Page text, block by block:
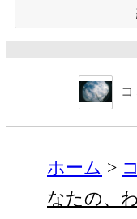
ホーム
なたの、